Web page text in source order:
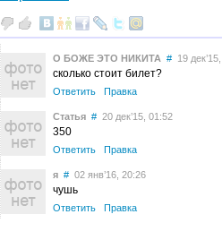
О БОЖЕ ЭТО НИКИТА # 19
сколько стоит билет?
Ответить Правка
Статья # 20 дек’15, 01:52
350
Ответить Правка
я # 02 янв’16, 20:26
чушь
Ответить Правка